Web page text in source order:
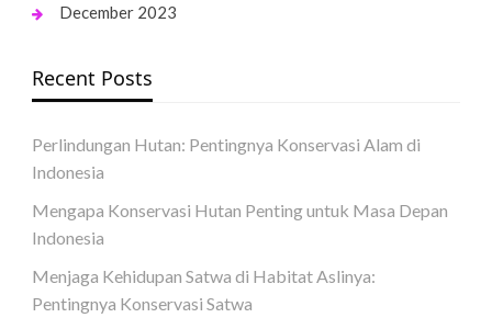
December 2023
Recent Posts
Perlindungan Hutan: Pentingnya Konservasi Alam di
Indonesia
Mengapa Konservasi Hutan Penting untuk Masa Depan
Indonesia
Menjaga Kehidupan Satwa di Habitat Aslinya:
Pentingnya Konservasi Satwa